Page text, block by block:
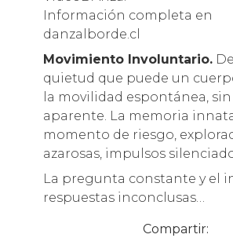
Información completa en
danzalborde.cl
Movimiento Involuntario.
quietud que puede un
la movilidad espontánea,
aparente. La memoria
momento de riesgo,
azarosas, impulsos
La pregunta constante y el
respuestas inconclusas…
Compartir: